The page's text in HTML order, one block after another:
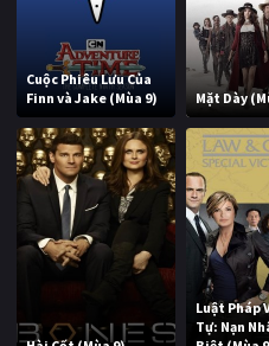
Cuộc Phiêu Lưu Của
Finn và Jake (Mùa 9)
Mặt Dày
Luật Pháp
Tự: Nạn